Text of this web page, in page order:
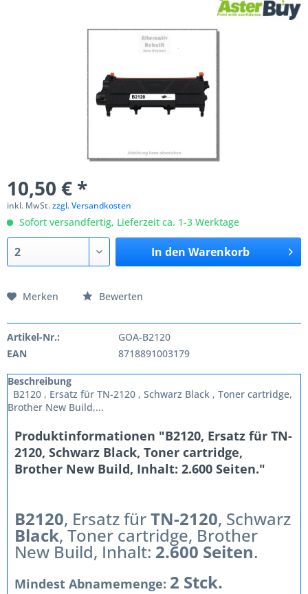
10,50 € *
inkl. MwSt.zzgl. Versandkosten
Sofort versandfertig, Lieferzeit ca. 1-3 Werktage
In den Warenkorb
Merken Bewerten
Artikel-Nr.:
GOA-B2120
EAN
8718891003179
Beschreibung
B2120 , Ersatz für TN-2120 , Schwarz Black , Toner cartridge,
Brother New Build,...
Produktinformationen "B2120, Ersatz für TN-
2120, Schwarz Black, Toner cartridge,
Brother New Build, Inhalt: 2.600 Seiten."
B2120, Ersatz fürTN-2120, Schwarz
Black, Toner cartridge, Brother
New Build, Inhalt: 2.600 Seiten.
Mindest Abnamemenge: 2 Stck.